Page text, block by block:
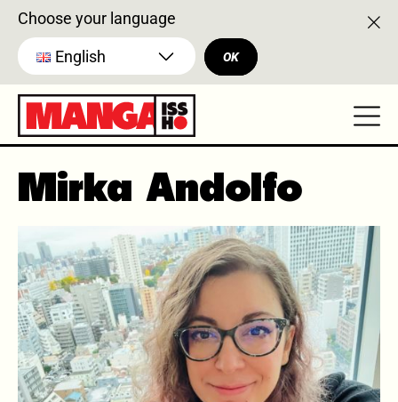
Choose your language
English OK
Mirka Andolfo